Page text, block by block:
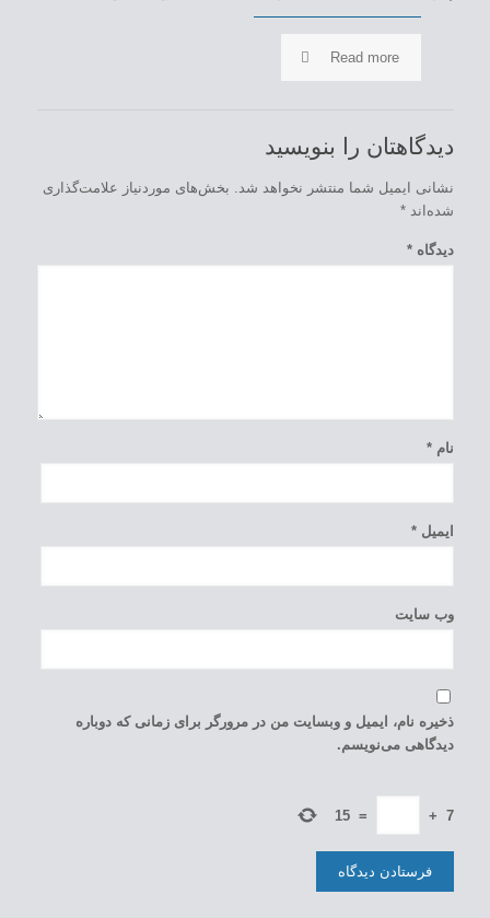
Read more
دیدگاهتان را بنویسید
نشانی ایمیل شما منتشر نخواهد شد. بخش‌های موردنیاز علامت‌گذاری
شده‌اند*
دیدگاه*
نام*
ایمیل*
وب‌ سایت
ذخیره نام، ایمیل و وبسایت من در مرورگر برای زمانی که دوباره
دیدگاهی می‌نویسم.
7
+
=
15